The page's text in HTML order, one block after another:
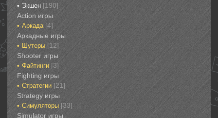
Экшен [190]
‎Action игры
Аркада‎ [4]
Аркадные игры
Шутеры‎ [12]
‎Shooter игры
Файтинги‎ [3]
Fighting игры
Стратегии‎ [21]
Strategy игры
Симуляторы‎ [33]
Simulator игры